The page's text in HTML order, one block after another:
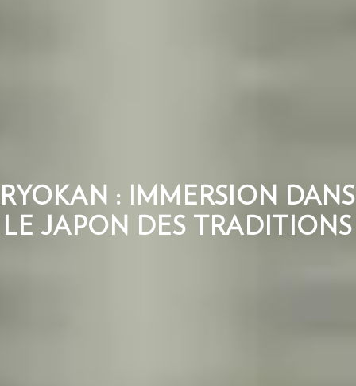
RYOKAN : IMMERSION DANS
LE JAPON DES TRADITIONS